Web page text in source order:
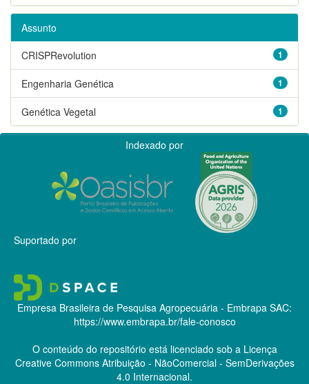
Assunto
1
CRISPRevolution
1
Engenharia Genética
1
Genética Vegetal
Indexado por
Suportado por
Empresa Brasileira de Pesquisa Agropecuária - Embrapa SAC:
https://www.embrapa.br/fale-conosco
O conteúdo do repositório está licenciado sob a Licença
Creative CommonsAtribuição - NãoComercial - SemDerivações
4.0 Internacional.